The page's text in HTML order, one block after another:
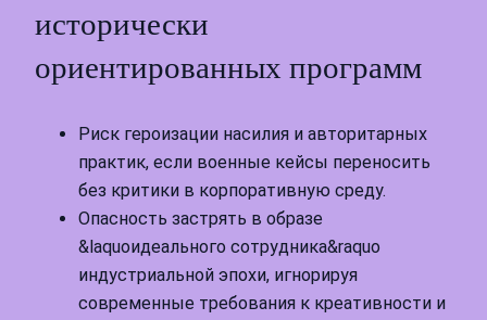
исторически
ориентированных программ
Риск героизации насилия и авторитарных
практик, если военные кейсы переносить
без критики в корпоративную среду.
Опасность застрять в образе
&laquoидеального сотрудника&raquo
индустриальной эпохи, игнорируя
современные требования к креативности и